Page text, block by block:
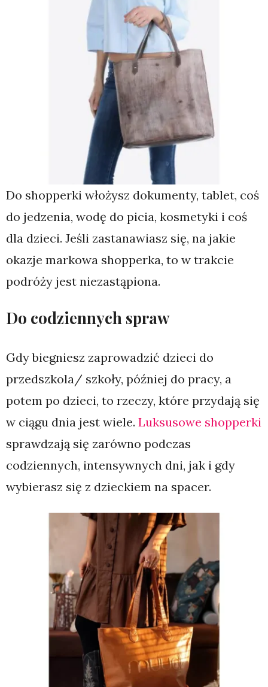
Do shopperki włożysz dokumenty, tablet, coś
do jedzenia, wodę do picia, kosmetyki i coś
dla dzieci. Jeśli zastanawiasz się, na jakie
okazje markowa shopperka, to w trakcie
podróży jest niezastąpiona.
Do codziennych spraw
Gdy biegniesz zaprowadzić dzieci do
przedszkola/ szkoły, później do pracy, a
potem po dzieci, to rzeczy, które przydają się
w ciągu dnia jest wiele. Luksusowe shopperki
sprawdzają się zarówno podczas
codziennych, intensywnych dni, jak i gdy
wybierasz się z dzieckiem na spacer.